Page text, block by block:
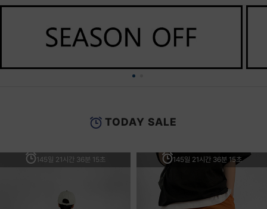
TODAY SALE
145일 21시간 36분 15초 145일 21시간 36분 15초